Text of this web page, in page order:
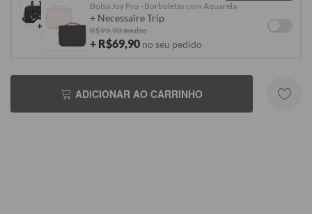
+
Bolsa Joy Pro - Borboletas com Aquarela
+ Necessaire Trip
R$99,90 avulso
+ R$69,90 no seu pedido
ADICIONAR AO CARRINHO